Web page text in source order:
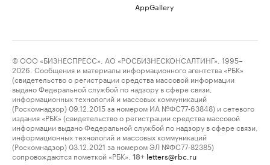
AppGallery
© ООО «БИЗНЕСПРЕСС», АО «РОСБИЗНЕСКОНСАЛТИНГ», 1995–
2026. Сообщения и материалы информационного агентства «РБК»
(свидетельство о регистрации средства массовой информации
выдано Федеральной службой по надзору в сфере связи,
информационных технологий и массовых коммуникаций
(Роскомнадзор) 09.12.2015 за номером ИА №ФС77-63848) и сетевого
издания «РБК» (свидетельство о регистрации средства массовой
информации выдано Федеральной службой по надзору в сфере связи,
информационных технологий и массовых коммуникаций
(Роскомнадзор) 03.12.2021 за номером ЭЛ №ФС77-82385)
сопровождаются пометкой «РБК».
18+ letters@rbc.ru